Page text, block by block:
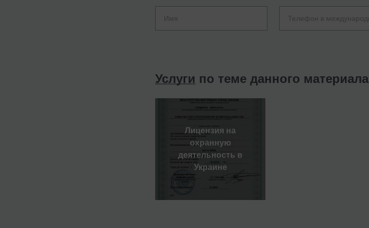
Услуги по теме данного материала
Лицензия на
охранную
деятельность в
Украине